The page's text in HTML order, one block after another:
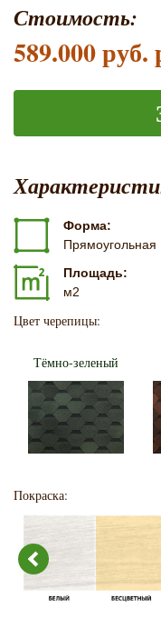
Стоимость:
589.000 руб.
Форма:
Прямоугольная
Площадь:
м2
Цвет черепицы:
Тёмно-зеленый
Покраска: